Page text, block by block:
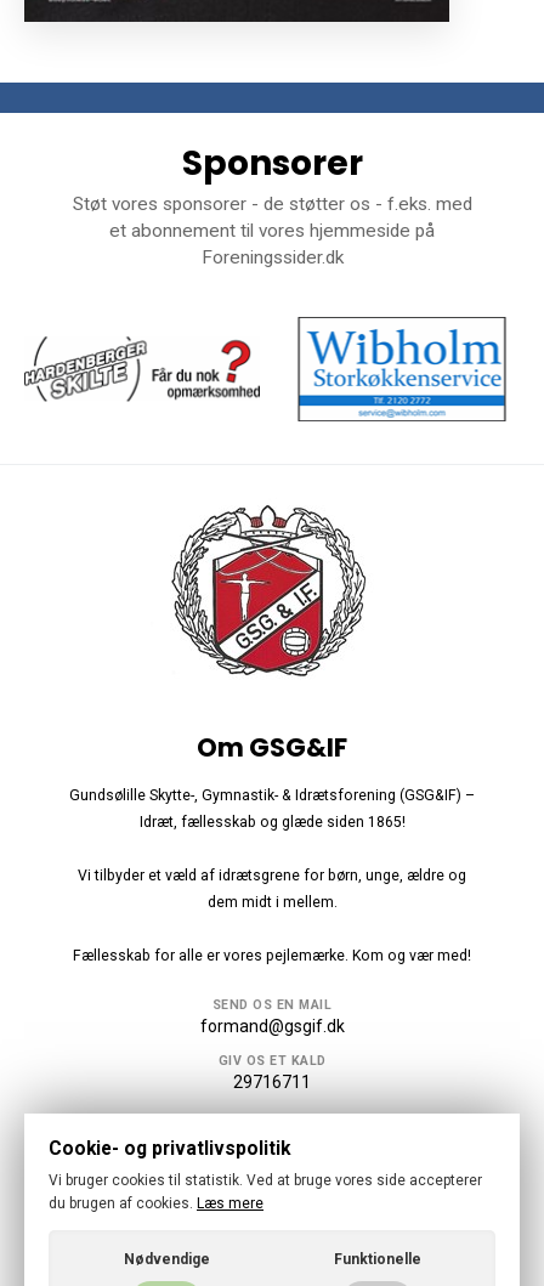
Sponsorer
Støt vores sponsorer - de støtter os - f.eks. med
et abonnement til vores hjemmeside på
Foreningssider.dk
Om GSG&IF
Gundsølille Skytte-, Gymnastik- & Idrætsforening (GSG&IF) –
Idræt, fællesskab og glæde siden 1865!
Vi tilbyder et væld af idrætsgrene for børn, unge, ældre og
dem midt i mellem.
Fællesskab for alle er vores pejlemærke. Kom og vær med!
SEND OS EN MAIL
formand@gsgif.dk
GIV OS ET KALD
29716711
Følg os
Cookie- og privatlivspolitik
Vi bruger cookies til statistik. Ved at bruge vores side accepterer
du brugen af cookies. Læs mere
Nødvendige Funktionelle